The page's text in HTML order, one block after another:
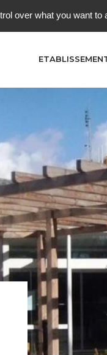
over what you want to